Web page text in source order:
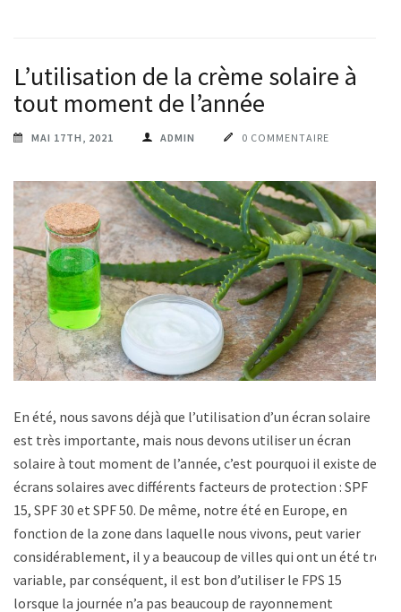
L’utilisation de la crème solaire à
tout moment de l’année
MAI 17TH, 2021 ADMIN 0 COMMENTAIRE
En été, nous savons déjà que l’utilisation d’un écran solaire
est très importante, mais nous devons utiliser un écran
solaire à tout moment de l’année, c’est pourquoi il existe des
écrans solaires avec différents facteurs de protection : SPF
15, SPF 30 et SPF 50. De même, notre été en Europe, en
fonction de la zone dans laquelle nous vivons, peut varier
considérablement, il y a beaucoup de villes qui ont un été très
variable, par conséquent, il est bon d’utiliser le FPS 15
lorsque la journée n’a pas beaucoup de rayonnement